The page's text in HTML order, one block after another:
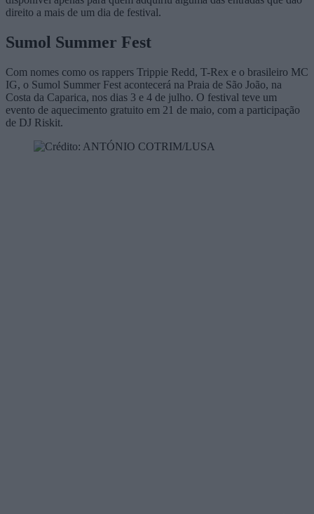
direito a mais de um dia de festival.
Sumol Summer Fest
Com nomes como os rappers Trippie Redd, T-Rex e o brasileiro MC
IG, o Sumol Summer Fest acontecerá na Praia de São João, na
Costa da Caparica, nos dias 3 e 4 de julho. O festival teve um
evento de aquecimento gratuito em 21 de maio, com a participação
de DJ Riskit.